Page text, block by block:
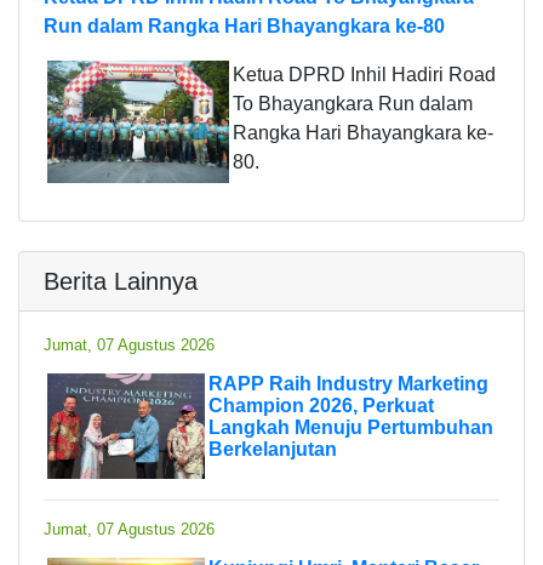
Run dalam Rangka Hari Bhayangkara ke-80
Ketua DPRD Inhil Hadiri Road
To Bhayangkara Run dalam
Rangka Hari Bhayangkara ke-
80.
Berita Lainnya
Jumat, 07 Agustus 2026
RAPP Raih Industry Marketing
Champion 2026, Perkuat
Langkah Menuju Pertumbuhan
Berkelanjutan
Jumat, 07 Agustus 2026